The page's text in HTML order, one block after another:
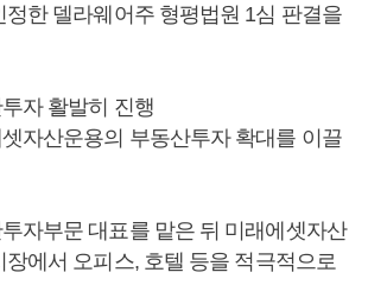
정한 델라웨어주 형평법원 1심 판결을
자 활발히 진행
자산운용의 부동산투자 확대를 이끌
자부문 대표를 맡은 뒤 미래에셋자산
에서 오피스, 호텔 등을 적극적으로